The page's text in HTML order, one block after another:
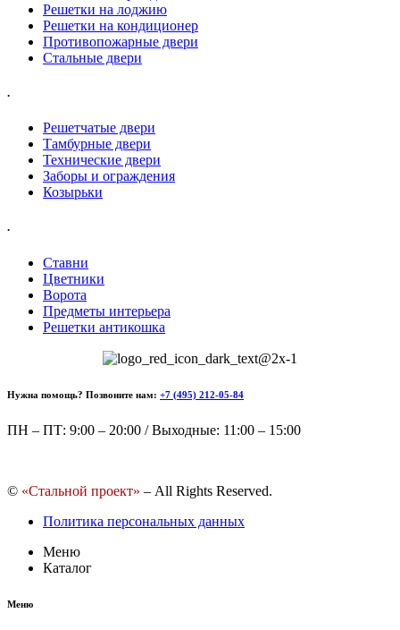
Решетки на лоджию
Решетки на кондиционер
Противопожарные двери
Стальные двери
.
Решетчатые двери
Тамбурные двери
Технические двери
Заборы и ограждения
Козырьки
.
Ставни
Цветники
Ворота
Предметы интерьера
Решетки антикошка
Нужна помощь? Позвоните нам: +7 (495) 212-05-84
ПН – ПТ: 9:00 – 20:00 / Выходные: 11:00 – 15:00
© «Стальной проект» – All Rights Reserved.
Политика персональных данных
Меню
Каталог
Меню